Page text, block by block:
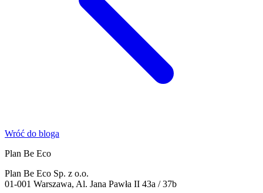
Wróć do bloga
Plan Be Eco
Plan Be Eco Sp. z o.o.
01-001 Warszawa, Al. Jana Pawła II 43a / 37b